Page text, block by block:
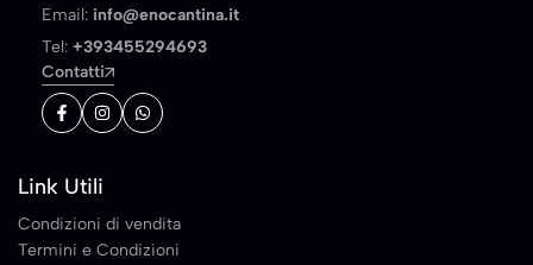
Email: info@enocantina.it
Tel: +393455294693
Contatti
Link Utili
Condizioni di vendita
Termini e Condizioni